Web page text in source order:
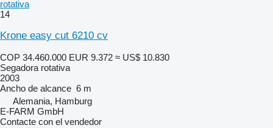
rotativa
14
Krone easy cut 6210 cv
COP 34.460.000 EUR 9.372 ≈ US$ 10.830
Segadora rotativa
2003
Ancho de alcance 6 m
Alemania, Hamburg
E-FARM GmbH
Contacte con el vendedor